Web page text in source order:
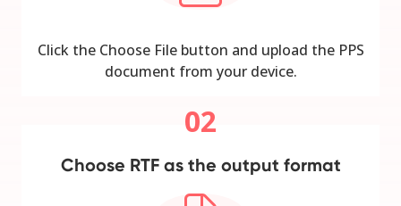
Click the Choose File button and upload the PPS
document from your device.
02
Choose RTF as the output format